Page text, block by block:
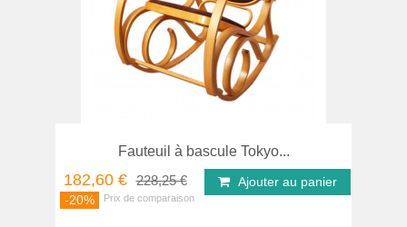
Fauteuil à bascule Tokyo...
182,60 € 228,25 €
-20%
Ajouter au panier